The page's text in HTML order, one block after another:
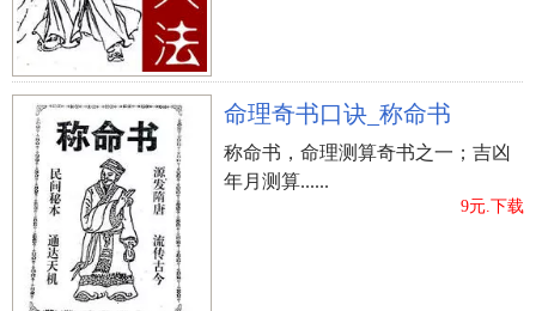
命理奇书口诀_称命书
称命书，命理测算奇书之一；吉凶
年月测算......
9元.下载